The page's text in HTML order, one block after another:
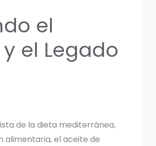
el
el Legado
de la dieta mediterránea,
alimentaria, el aceite de